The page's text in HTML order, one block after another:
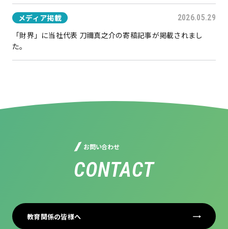
メディア掲載 2026.05.29
「財界」に当社代表 刀禰真之介の寄稿記事が掲載されまし
た。
お問い合わせ
CONTACT
教育関係の皆様へ